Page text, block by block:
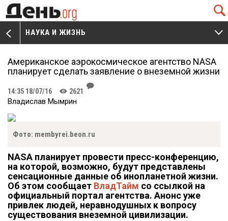
Q
V
НАУКА И ЖИЗНЬ
W
Американское аэрокосмическое агентство NASA
планирует сделать заявление о внеземной жизни
14:35 18/07/16 K 2621
J
Владислав Мымрин
Фото: membyrei.beon.ru
NASA планирует провести пресс-конференцию,
на которой, возможно, будут представлены
сенсационные данные об инопланетной жизни.
Об этом сообщает ВладТайм со ссылкой на
официальный портал агентства. Анонс уже
привлек людей, неравнодушных к вопросу
существования внеземной цивилизации.